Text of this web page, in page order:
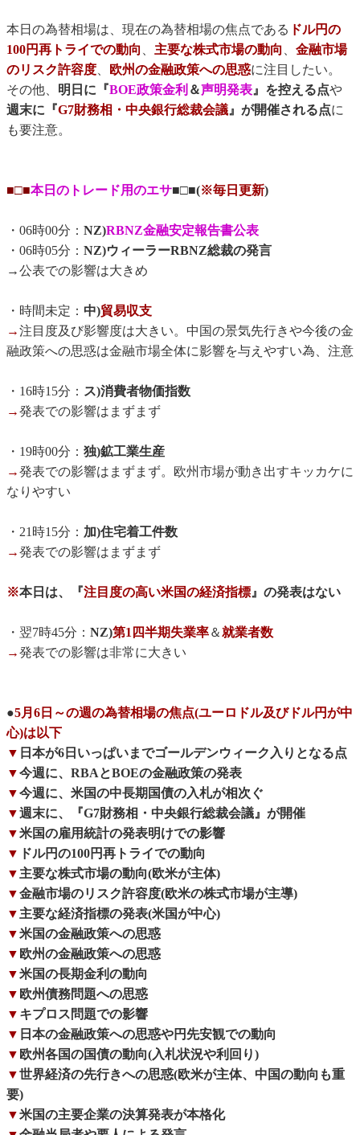
本日の為替相場は、現在の為替相場の焦点である ドル円の
100円再トライでの動向 、 主要な株式市場の動向 、 金融市場
のリスク許容度、 欧州の金融政策への思惑に注目したい。
その他、 明日に『BOE政策金利 ＆声明発表』を控える点や
週末に『G7財務相・中央銀行総裁会議』が開催される点に
も要注意。
■□■本日のトレード用のエサ■□■(※毎日更新)
・06時00分： NZ)RBNZ金融安定報告書公表
・06時05分： NZ)ウィーラーRBNZ総裁の発言
→公表での影響は大きめ
・時間未定： 中)貿易収支
→注目度及び影響度は大きい。中国の景気先行きや今後の金
融政策への思惑は金融市場全体に影響を与えやすい為、注意
・16時15分： ス)消費者物価指数
→発表での影響はまずまず
・19時00分： 独)鉱工業生産
→発表での影響はまずまず。欧州市場が動き出すキッカケに
なりやすい
・21時15分： 加)住宅着工件数
→発表での影響はまずまず
※本日は、『注目度の高い米国の経済指標』の発表はない
・翌7時45分： NZ)第1四半期失業率＆就業者数
→発表での影響は非常に大きい
●5月6日～の週の為替相場の焦点(ユーロドル及びドル円が中
心)は以下
▼ 日本が6日いっぱいまでゴールデンウィーク入りとなる点
▼今週に、RBAとBOEの金融政策の発表
▼今週に、米国の中長期国債の入札が相次ぐ
▼週末に、『G7財務相・中央銀行総裁会議』が開催
▼米国の雇用統計の発表明けでの影響
▼ ドル円の100円再トライでの動向
▼主要な株式市場の動向(欧米が主体)
▼金融市場のリスク許容度(欧米の株式市場が主導)
▼主要な経済指標の発表(米国が中心)
▼米国の金融政策への思惑
▼ 欧州の金融政策への思惑
▼米国の長期金利の動向
▼ 欧州債務問題への思惑
▼ キプロス問題での影響
▼ 日本の金融政策への思惑や円先安観での動向
▼ 欧州各国の国債の動向(入札状況や利回り)
▼世界経済の先行きへの思惑(欧米が主体、中国の動向も重
要)
▼米国の主要企業の決算発表が本格化